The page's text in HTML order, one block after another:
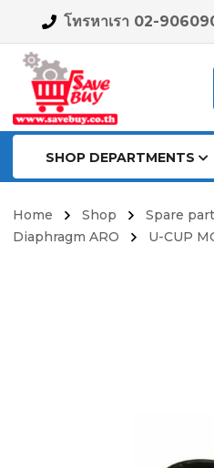
โทรหาเรา 02-
SHOP DEPARTMENTS
Home Shop Spare
Diaphragm ARO
U-CUP